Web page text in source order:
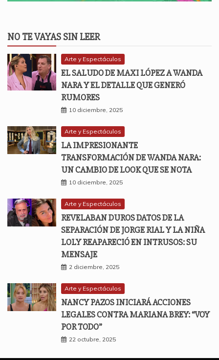
NO TE VAYAS SIN LEER
Arte y Espectáculos
EL SALUDO DE MAXI LÓPEZ A WANDA
NARA Y EL DETALLE QUE GENERÓ
RUMORES
10 diciembre, 2025
Arte y Espectáculos
LA IMPRESIONANTE
TRANSFORMACIÓN DE WANDA NARA:
UN CAMBIO DE LOOK QUE SE NOTA
10 diciembre, 2025
Arte y Espectáculos
REVELABAN DUROS DATOS DE LA
SEPARACIÓN DE JORGE RIAL Y LA NIÑA
LOLY REAPARECIÓ EN INTRUSOS: SU
MENSAJE
2 diciembre, 2025
Arte y Espectáculos
NANCY PAZOS INICIARÁ ACCIONES
LEGALES CONTRA MARIANA BREY: “VOY
POR TODO”
22 octubre, 2025